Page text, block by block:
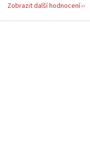
Zobrazit další hodnocení